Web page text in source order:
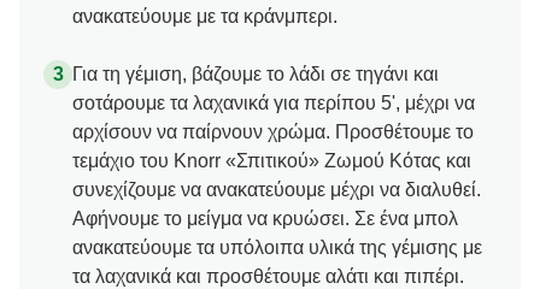
ανακατεύουμε με τα κράνμπερι.
Για τη γέμιση, βάζουμε το λάδι σε τηγάνι και
σοτάρουμε τα λαχανικά για περίπου 5', μέχρι να
αρχίσουν να παίρνουν χρώμα. Προσθέτουμε το
τεμάχιο του Knorr «Σπιτικού» Ζωμού Κότας και
συνεχίζουμε να ανακατεύουμε μέχρι να διαλυθεί.
Αφήνουμε το μείγμα να κρυώσει. Σε ένα μπολ
ανακατεύουμε τα υπόλοιπα υλικά της γέμισης με
τα λαχανικά και προσθέτουμε αλάτι και πιπέρι.